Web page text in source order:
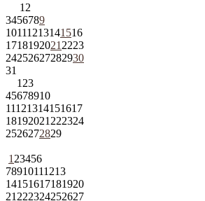
1 2
3456789
10111213141516
1718192021 2223
24252627282930
31
1 23
45678910
11121314151617
18192021 222324
2526272829
1 23456
78910111213
14151617181920
21 222324252627